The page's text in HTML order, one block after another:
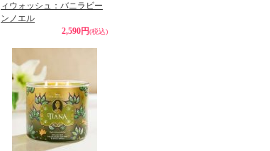
ィウォッシュ：バニラビー
ンノエル
2,590円(税込)